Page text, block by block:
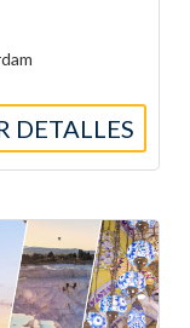
DETALLES